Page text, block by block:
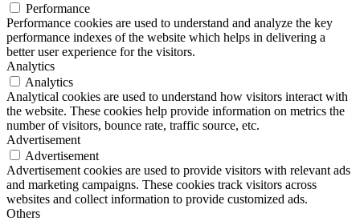
Performance
Performance cookies are used to understand and analyze the key
performance indexes of the website which helps in delivering a
better user experience for the visitors.
Analytics
Analytics
Analytical cookies are used to understand how visitors interact with
the website. These cookies help provide information on metrics the
number of visitors, bounce rate, traffic source, etc.
Advertisement
Advertisement
Advertisement cookies are used to provide visitors with relevant ads
and marketing campaigns. These cookies track visitors across
websites and collect information to provide customized ads.
Others